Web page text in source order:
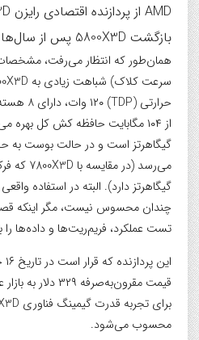
بازگشت 5800X3D پس از سال‌ها
گیگاهرتز دارد). البته در استفاده
چندان محسوس نیست، مگر اینکه قصد
تست عملکرد، فریم‌ریت‌ها و داده‌ها را
قیمت مقرون‌به‌صرفه
محسوب می‌شود.